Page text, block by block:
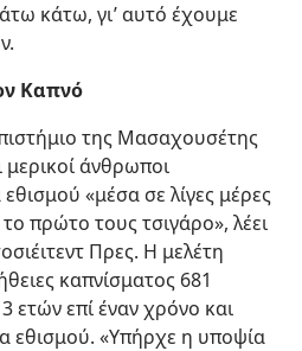
κάτω, γι’ αυτό έχουμε
Καπνό
της Μασαχουσέτης
μερικοί άνθρωποι
«μέσα σε λίγες μέρες
πρώτο τους τσιγάρο», λέει
Πρες. Η μελέτη
καπνίσματος 681
ετών επί έναν χρόνο και
εθισμού. «Υπήρχε η υποψία